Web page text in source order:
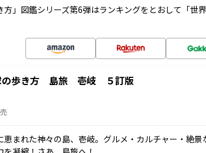
方」図鑑シリーズ第6弾はランキングをとおして「世
の歩き方 島旅 壱岐 ５訂版
恵まれた神々の島、壱岐。グルメ・カルチャー・絶